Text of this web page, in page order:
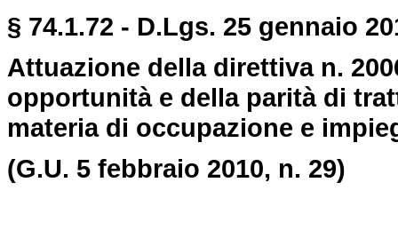
§ 74.1.72 - D.Lgs. 25 gennaio
Attuazione della direttiva n.
opportunità e della parità di
materia di occupazione e
(G.U. 5 febbraio 2010, n. 29)